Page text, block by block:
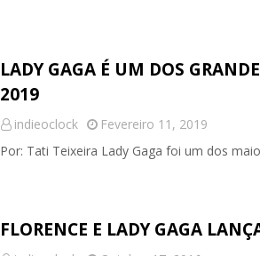
LADY GAGA É UM DOS
2019
indieoclock
Fevereiro 11, 2019
Por: Tati Teixeira Lady Gaga foi um dos
FLORENCE E LADY GAGA